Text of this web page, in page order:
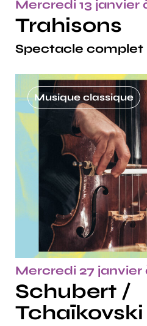
Mercredi 13 janvier
Trahisons
Spectacle complet
Musique classique
Mercredi 27 janvier
Schubert /
Tchaïkovski